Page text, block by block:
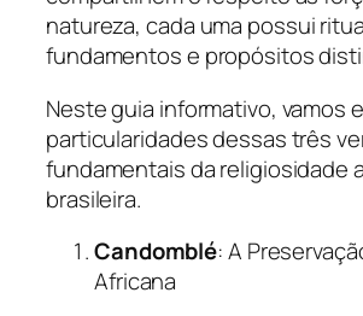
natureza, cada uma possui
fundamentos e propósitos
Neste guia informativo, vamos
particularidades dessas três
fundamentais da religiosidade
brasileira.
Candomblé: A
Africana